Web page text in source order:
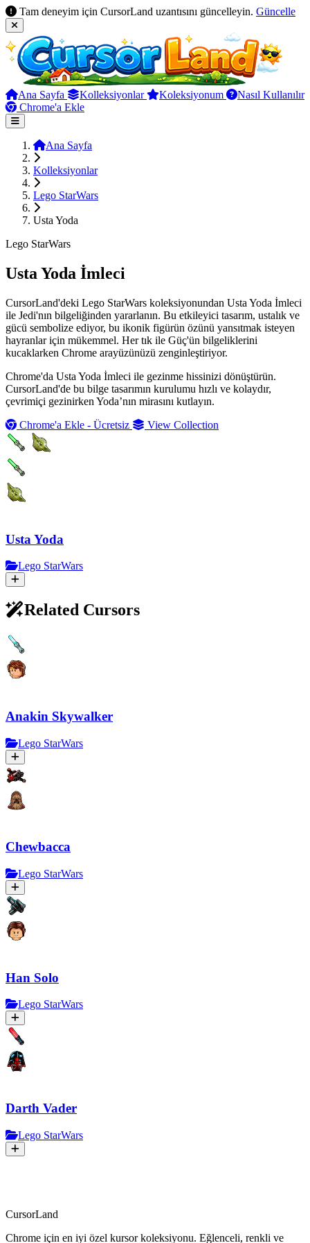
Tam deneyim için CursorLand uzantısını güncelleyin. Güncelle
Ana Sayfa Kolleksiyonlar Koleksiyonum
Nasıl Kullanılır
Chrome'a Ekle
Ana Sayfa
Kolleksiyonlar
Lego StarWars
Usta Yoda
Lego StarWars
Usta Yoda İmleci
CursorLand'deki Lego StarWars koleksiyonundan Usta Yoda İmleci
ile Jedi'nın bilgeliğinden yararlanın. Bu etkileyici tasarım, ustalık ve
gücü sembolize ediyor, bu ikonik figürün özünü yansıtmak isteyen
hayranlar için mükemmel. Her tık ile Güç'ün bilgeliklerini
kucaklarken Chrome arayüzünüzü zenginleştiriyor.
Chrome'da Usta Yoda İmleci ile gezinme hissinizi dönüştürün.
CursorLand'de bu bilge tasarımın kurulumu hızlı ve kolaydır,
çevrimiçi gezinirken Yoda’nın mirasını kutlayın.
Chrome'a Ekle - Ücretsiz
View Collection
Usta Yoda
Lego StarWars
Related Cursors
Anakin Skywalker
Lego StarWars
Chewbacca
Lego StarWars
Han Solo
Lego StarWars
Darth Vader
Lego StarWars
CursorLand
Chrome için en iyi özel kursor koleksiyonu. Eğlenceli, renkli ve